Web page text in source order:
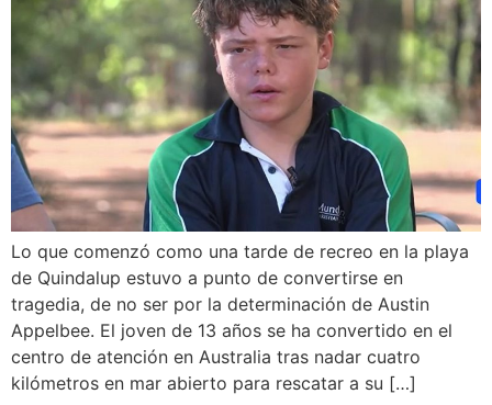
Lo que comenzó como una tarde de recreo en la playa
de Quindalup estuvo a punto de convertirse en
tragedia, de no ser por la determinación de Austin
Appelbee. El joven de 13 años se ha convertido en el
centro de atención en Australia tras nadar cuatro
kilómetros en mar abierto para rescatar a su […]